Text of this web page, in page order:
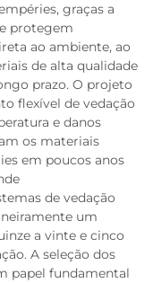
graças a
protegem
ao ambiente, ao
de alta qualidade
prazo. O projeto
flexível de vedação
e danos
os materiais
em poucos anos
de vedação
um
a vinte e cinco
A seleção dos
papel fundamental